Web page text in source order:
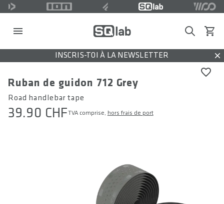
SearchVoir
INSCRIS-TOI À LA NEWSLETTER
Ruban de guidon 712 Grey
Road handlebar tape
39.90 CHFTVA comprise, hors frais de port